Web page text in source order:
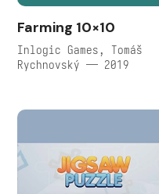
Farming 10×10
Inlogic Games, Tomáš
Rychnovský — 2019